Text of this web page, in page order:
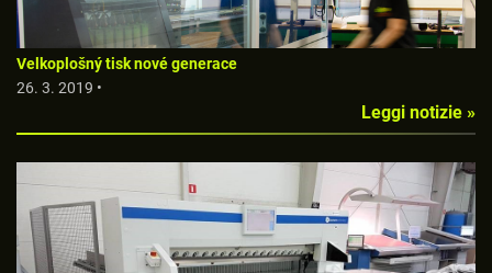
Velkoplošný tisk nové generace
26. 3. 2019 •
Leggi notizie »